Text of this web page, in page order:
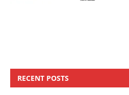
RECENT POSTS